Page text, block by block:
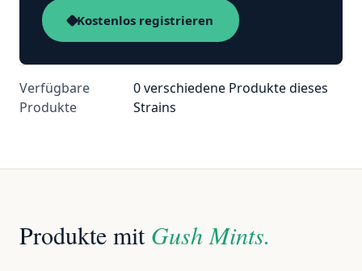
Kostenlos registrieren
Verfügbare
Produkte
0 verschiedene Produkte dieses
Strains
Produkte mit Gush Mints.